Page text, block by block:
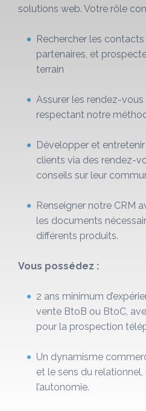
solutions web. Votre rôle
Rechercher les
partenaires, et
terrain
Assurer les rendez-
respectant notre
Développer et
clients via des rendez-
conseils sur leur
Renseigner notre CRM
les documents
différents produits.
Vous possédez :
2 ans minimum
vente BtoB ou BtoC,
pour la prospection
Un dynamisme
et le sens du
l’autonomie.